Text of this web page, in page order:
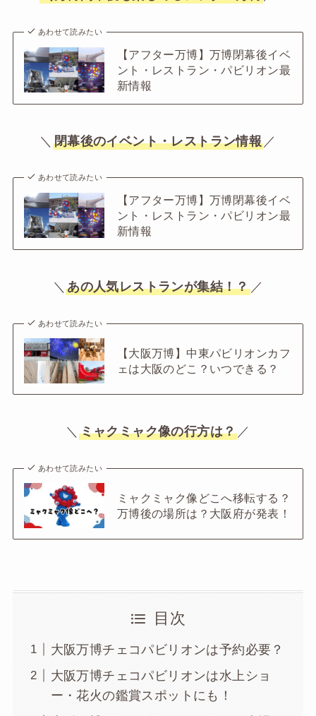
あわせて読みたい
【アフター万博】万博閉幕後イベ
ント・レストラン・パビリオン最
新情報
＼ 閉幕後のイベント・レストラン情報 ／
あわせて読みたい
【アフター万博】万博閉幕後イベ
ント・レストラン・パビリオン最
新情報
＼あの人気レストランが集結！？／
あわせて読みたい
【大阪万博】中東パビリオンカフ
ェは大阪のどこ？いつできる？
＼ ミャクミャク像の行方は？ ／
あわせて読みたい
ミャクミャク像どこへ移転する？
万博後の場所は？大阪府が発表！
目次
大阪万博チェコパビリオンは予約必要？
大阪万博チェコパビリオンは水上ショ
ー・花火の鑑賞スポットにも！